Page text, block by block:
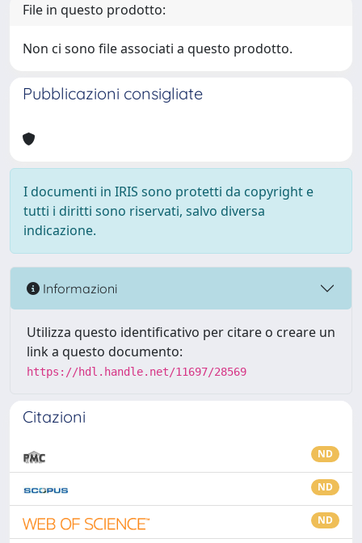
File in questo prodotto:
Non ci sono file associati a questo prodotto.
Pubblicazioni consigliate
I documenti in IRIS sono protetti da copyright e
tutti i diritti sono riservati, salvo diversa
indicazione.
Informazioni
Utilizza questo identificativo per citare o creare un
link a questo documento:
https://hdl.handle.net/11697/28569
Citazioni
ND
ND
ND